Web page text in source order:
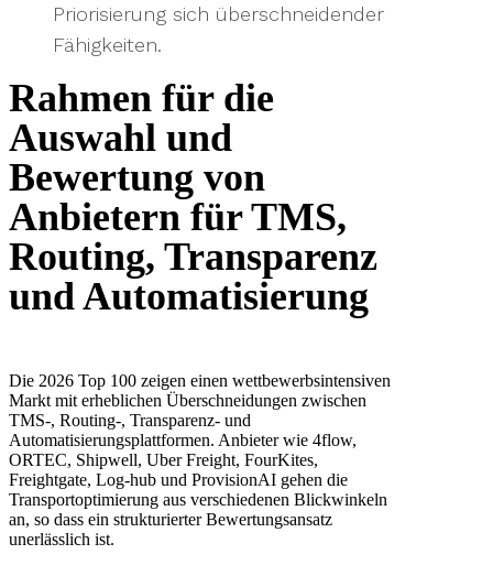
Priorisierung sich überschneidender
Fähigkeiten.
Rahmen für die
Auswahl und
Bewertung von
Anbietern für TMS,
Routing, Transparenz
und Automatisierung
Die 2026 Top 100 zeigen einen wettbewerbsintensiven
Markt mit erheblichen Überschneidungen zwischen
TMS-, Routing-, Transparenz- und
Automatisierungsplattformen. Anbieter wie 4flow,
ORTEC, Shipwell, Uber Freight, FourKites,
Freightgate, Log-hub und ProvisionAI gehen die
Transportoptimierung aus verschiedenen Blickwinkeln
an, so dass ein strukturierter Bewertungsansatz
unerlässlich ist.